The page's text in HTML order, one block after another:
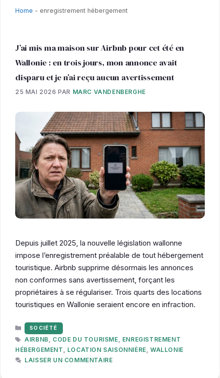
Home - enregistrement hébergement
J’ai mis ma maison sur Airbnb pour cet été en
Wallonie : en trois jours, mon annonce avait
disparu et je n’ai reçu aucun avertissement
25 MAI 2026 PAR MARC VANDENBERGHE
Depuis juillet 2025, la nouvelle législation wallonne
impose l’enregistrement préalable de tout hébergement
touristique. Airbnb supprime désormais les annonces
non conformes sans avertissement, forçant les
propriétaires à se régulariser. Trois quarts des locations
touristiques en Wallonie seraient encore en infraction.
CATÉGORIES
SOCIÉTÉ
ÉTIQUETTES
AIRBNB, CODE DU TOURISME, ENREGISTREMENT
HÉBERGEMENT , LOCATION SAISONNIÈRE,WALLONIE
LAISSER UN COMMENTAIRE